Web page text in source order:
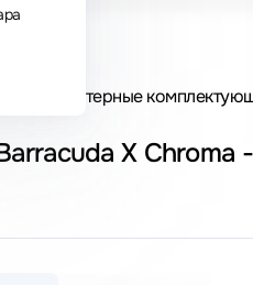
Компьютерные
X